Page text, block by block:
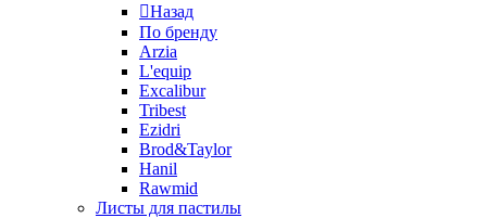
Назад
По бренду
Arzia
L'equip
Excalibur
Tribest
Ezidri
Brod&Taylor
Hanil
Rawmid
Листы для пастилы